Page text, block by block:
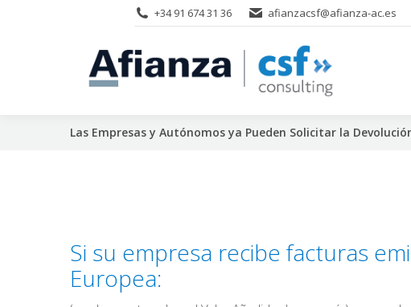
+34 91 674 31 36 afianzacsf@afianza-ac.es
Las Empresas y Autónomos ya Pueden Solicitar la
Si su empresa recibe facturas
Europea: